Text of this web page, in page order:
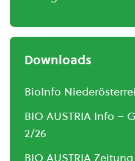
Downloads
BioInfo
BIO AUSTRIA Info –
2/26
BIO AUSTRIA